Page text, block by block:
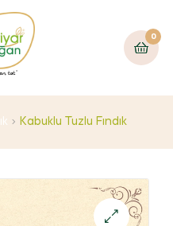
0
Kabuklu Tuzlu Fındık